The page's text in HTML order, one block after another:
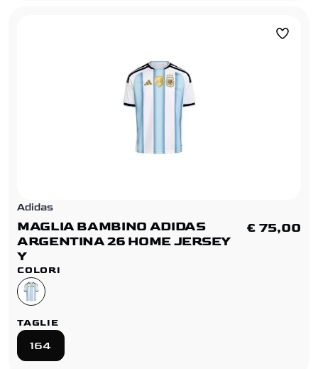
Adidas
MAGLIA BAMBINO ADIDAS
ARGENTINA 26 HOME JERSEY
Y
€ 75,00
COLORI
TAGLIE
164